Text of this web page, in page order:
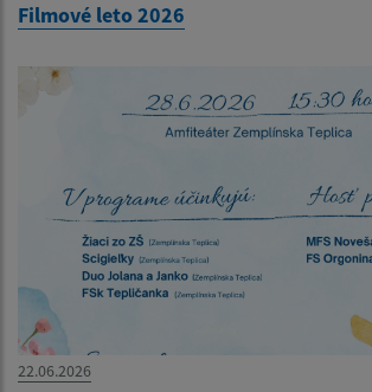
Filmové leto 2026
22.06.2026